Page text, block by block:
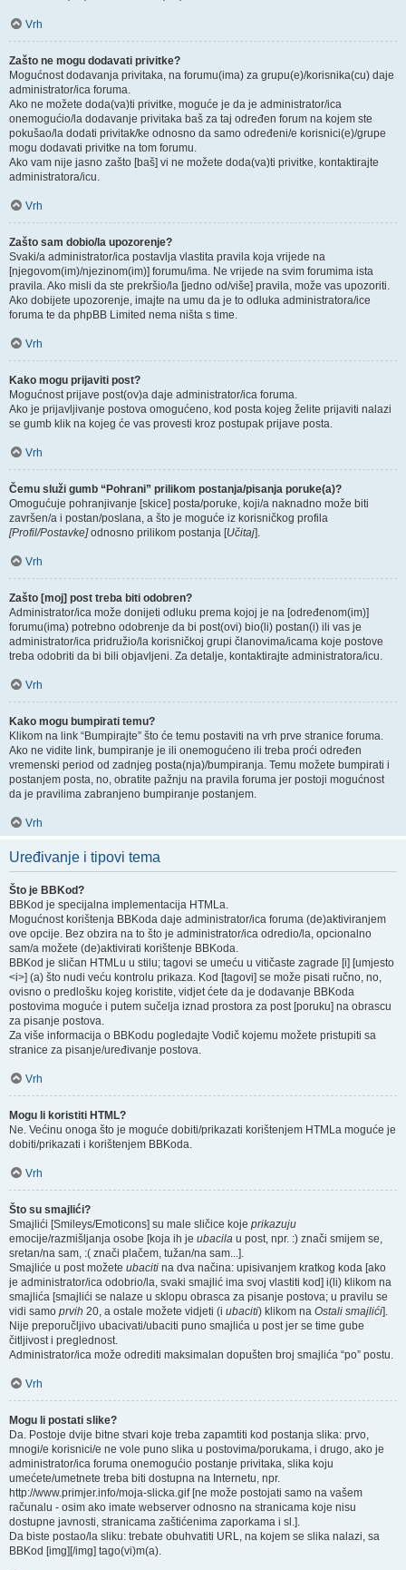
Vrh
Zašto ne mogu dodavati privitke?
Mogućnost dodavanja privitaka, na forumu(ima) za grupu(e)/korisnika(cu) daje
administrator/ica foruma.
Ako ne možete doda(va)ti privitke, moguće je da je administrator/ica
onemogućio/la dodavanje privitaka baš za taj određen forum na kojem ste
pokušao/la dodati privitak/ke odnosno da samo određeni/e korisnici(e)/grupe
mogu dodavati privitke na tom forumu.
Ako vam nije jasno zašto [baš] vi ne možete doda(va)ti privitke, kontaktirajte
administratora/icu.
Vrh
Zašto sam dobio/la upozorenje?
Svaki/a administrator/ica postavlja vlastita pravila koja vrijede na
[njegovom(im)/njezinom(im)] forumu/ima. Ne vrijede na svim forumima ista
pravila. Ako misli da ste prekršio/la [jedno od/više] pravila, može vas upozoriti.
Ako dobijete upozorenje, imajte na umu da je to odluka administratora/ice
foruma te da phpBB Limited nema ništa s time.
Vrh
Kako mogu prijaviti post?
Mogućnost prijave post(ov)a daje administrator/ica foruma.
Ako je prijavljivanje postova omogućeno, kod posta kojeg želite prijaviti nalazi
se gumb klik na kojeg će vas provesti kroz postupak prijave posta.
Vrh
Čemu služi gumb “Pohrani” prilikom postanja/pisanja poruke(a)?
Omogućuje pohranjivanje [skice] posta/poruke, koji/a naknadno može biti
završen/a i postan/poslana, a što je moguće iz korisničkog profila
[Profil/Postavke]odnosno prilikom postanja [Učitaj].
Vrh
Zašto [moj] post treba biti odobren?
Administrator/ica može donijeti odluku prema kojoj je na [određenom(im)]
forumu(ima) potrebno odobrenje da bi post(ovi) bio(li) postan(i) ili vas je
administrator/ica pridružio/la korisničkoj grupi članovima/icama koje postove
treba odobriti da bi bili objavljeni. Za detalje, kontaktirajte administratora/icu.
Vrh
Kako mogu bumpirati temu?
Klikom na link “Bumpirajte” što će temu postaviti na vrh prve stranice foruma.
Ako ne vidite link, bumpiranje je ili onemogućeno ili treba proći određen
vremenski period od zadnjeg posta(nja)/bumpiranja. Temu možete bumpirati i
postanjem posta, no, obratite pažnju na pravila foruma jer postoji mogućnost
da je pravilima zabranjeno bumpiranje postanjem.
Vrh
Uređivanje i tipovi tema
Što je BBKod?
BBKod je specijalna implementacija HTMLa.
Mogućnost korištenja BBKoda daje administrator/ica foruma (de)aktiviranjem
ove opcije. Bez obzira na to što je administrator/ica odredio/la, opcionalno
sam/a možete (de)aktivirati korištenje BBKoda.
BBKod je sličan HTMLu u stilu; tagovi se umeću u vitičaste zagrade [i] [umjesto
<i>] (a) što nudi veću kontrolu prikaza. Kod [tagovi] se može pisati ručno, no,
ovisno o predlošku kojeg koristite, vidjet ćete da je dodavanje BBKoda
postovima moguće i putem sučelja iznad prostora za post [poruku] na obrascu
za pisanje postova.
Za više informacija o BBKodu pogledajte Vodič kojemu možete pristupiti sa
stranice za pisanje/uređivanje postova.
Vrh
Mogu li koristiti HTML?
Ne. Većinu onoga što je moguće dobiti/prikazati korištenjem HTMLa moguće je
dobiti/prikazati i korištenjem BBKoda.
Vrh
Što su smajlići?
Smajlići [Smileys/Emoticons] su male sličice koje prikazuju
emocije/razmišljanja osobe [koja ih je ubacila u post, npr. :) znači smijem se,
sretan/na sam, :( znači plačem, tužan/na sam...].
Smajliće u post možete ubaciti na dva načina: upisivanjem kratkog koda [ako
je administrator/ica odobrio/la, svaki smajlić ima svoj vlastiti kod] i(li) klikom na
smajlića [smajlići se nalaze u sklopu obrasca za pisanje postova; u pravilu se
vidi samo prvih 20, a ostale možete vidjeti (i ubaciti) klikom na Ostali smajlići].
Nije preporučljivo ubacivati/ubaciti puno smajlića u post jer se time gube
čitljivost i preglednost.
Administrator/ica može odrediti maksimalan dopušten broj smajlića “po” postu.
Vrh
Mogu li postati slike?
Da. Postoje dvije bitne stvari koje treba zapamtiti kod postanja slika: prvo,
mnogi/e korisnici/e ne vole puno slika u postovima/porukama, i drugo, ako je
administrator/ica foruma onemogućio postanje privitaka, slika koju
umećete/umetnete treba biti dostupna na Internetu, npr.
http://www.primjer.info/moja-slicka.gif [ne može postojati samo na vašem
računalu - osim ako imate webserver odnosno na stranicama koje nisu
dostupne javnosti, stranicama zaštićenima zaporkama i sl.].
Da biste postao/la sliku: trebate obuhvatiti URL, na kojem se slika nalazi, sa
BBKod [img][/img] tago(vi)m(a).